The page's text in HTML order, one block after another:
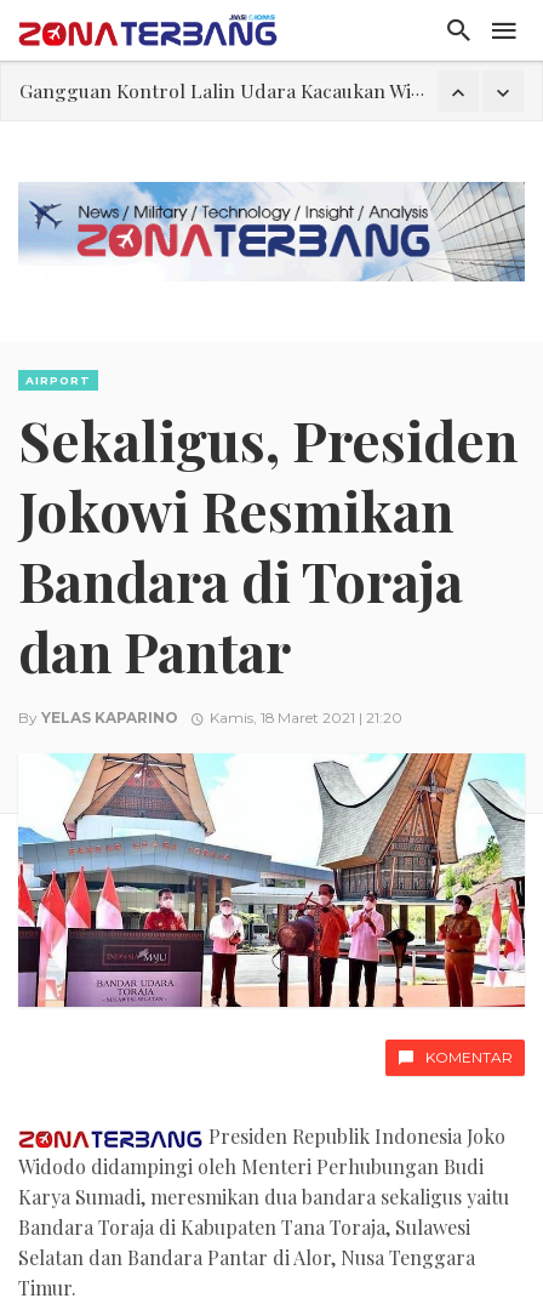
Gangguan Kontrol Lalin Udara Kacaukan Widwest
Dua Pesawat Nyaris Tabrakan di Haneda
Trump Batasi Hak Kewarganegaraan Lewat Kelahiran dan Larang “Wisata Bersalin”
Sjafrie Sjamsoeddin: Jangan Sakiti Hati Rakyat
AIRPORT
Sekaligus, Presiden
Jokowi Resmikan
Bandara di Toraja
dan Pantar
By YELAS KAPARINO Kamis, 18 Maret 2021 | 21:20
KOMENTAR
Presiden Republik Indonesia Joko
Widodo didampingi oleh Menteri Perhubungan Budi
Karya Sumadi, meresmikan dua bandara sekaligus yaitu
Bandara Toraja di Kabupaten Tana Toraja, Sulawesi
Selatan dan Bandara Pantar di Alor, Nusa Tenggara
Timur.